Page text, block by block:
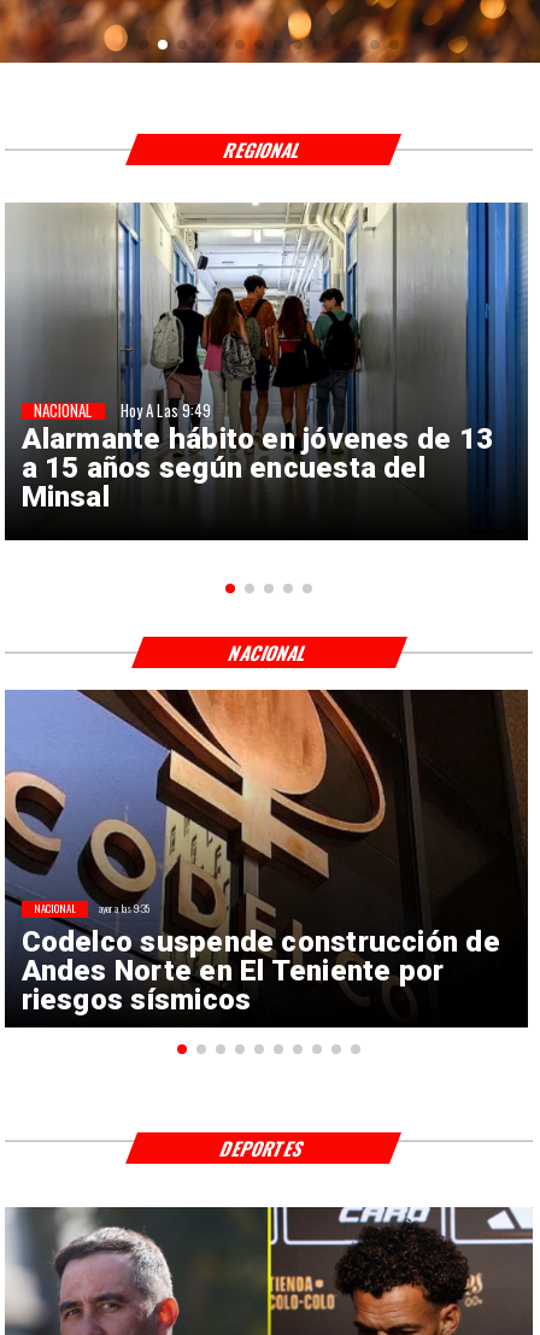
Alarmante hábito en jóvenes de 13
a 15 años según encuesta del
Minsal
NACIONAL Hoy A Las 9:49
REGIONAL
Codelco suspende construcción de
Andes Norte en El Teniente por
riesgos sísmicos
NACIONAL ayer a las 9:35
NACIONAL
DEPORTES